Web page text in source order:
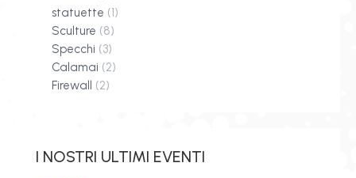
statuette (1)
Sculture (8)
Specchi (3)
Calamai (2)
Firewall (2)
I NOSTRI ULTIMI EVENTI